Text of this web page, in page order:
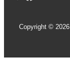
Copyright © 2026